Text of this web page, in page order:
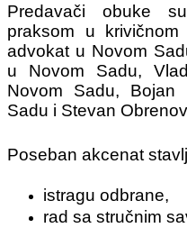
Predavači obuke
praksom u krivičnom
advokat u Novom
u Novom Sadu,
Novom Sadu,
Sadu i Stevan
Poseban akcenat
istragu odbrane,
rad sa stručnim